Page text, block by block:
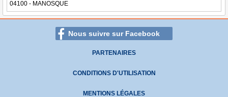
04100 - MANOSQUE
Nous suivre sur Facebook
PARTENAIRES
CONDITIONS D'UTILISATION
MENTIONS LÉGALES